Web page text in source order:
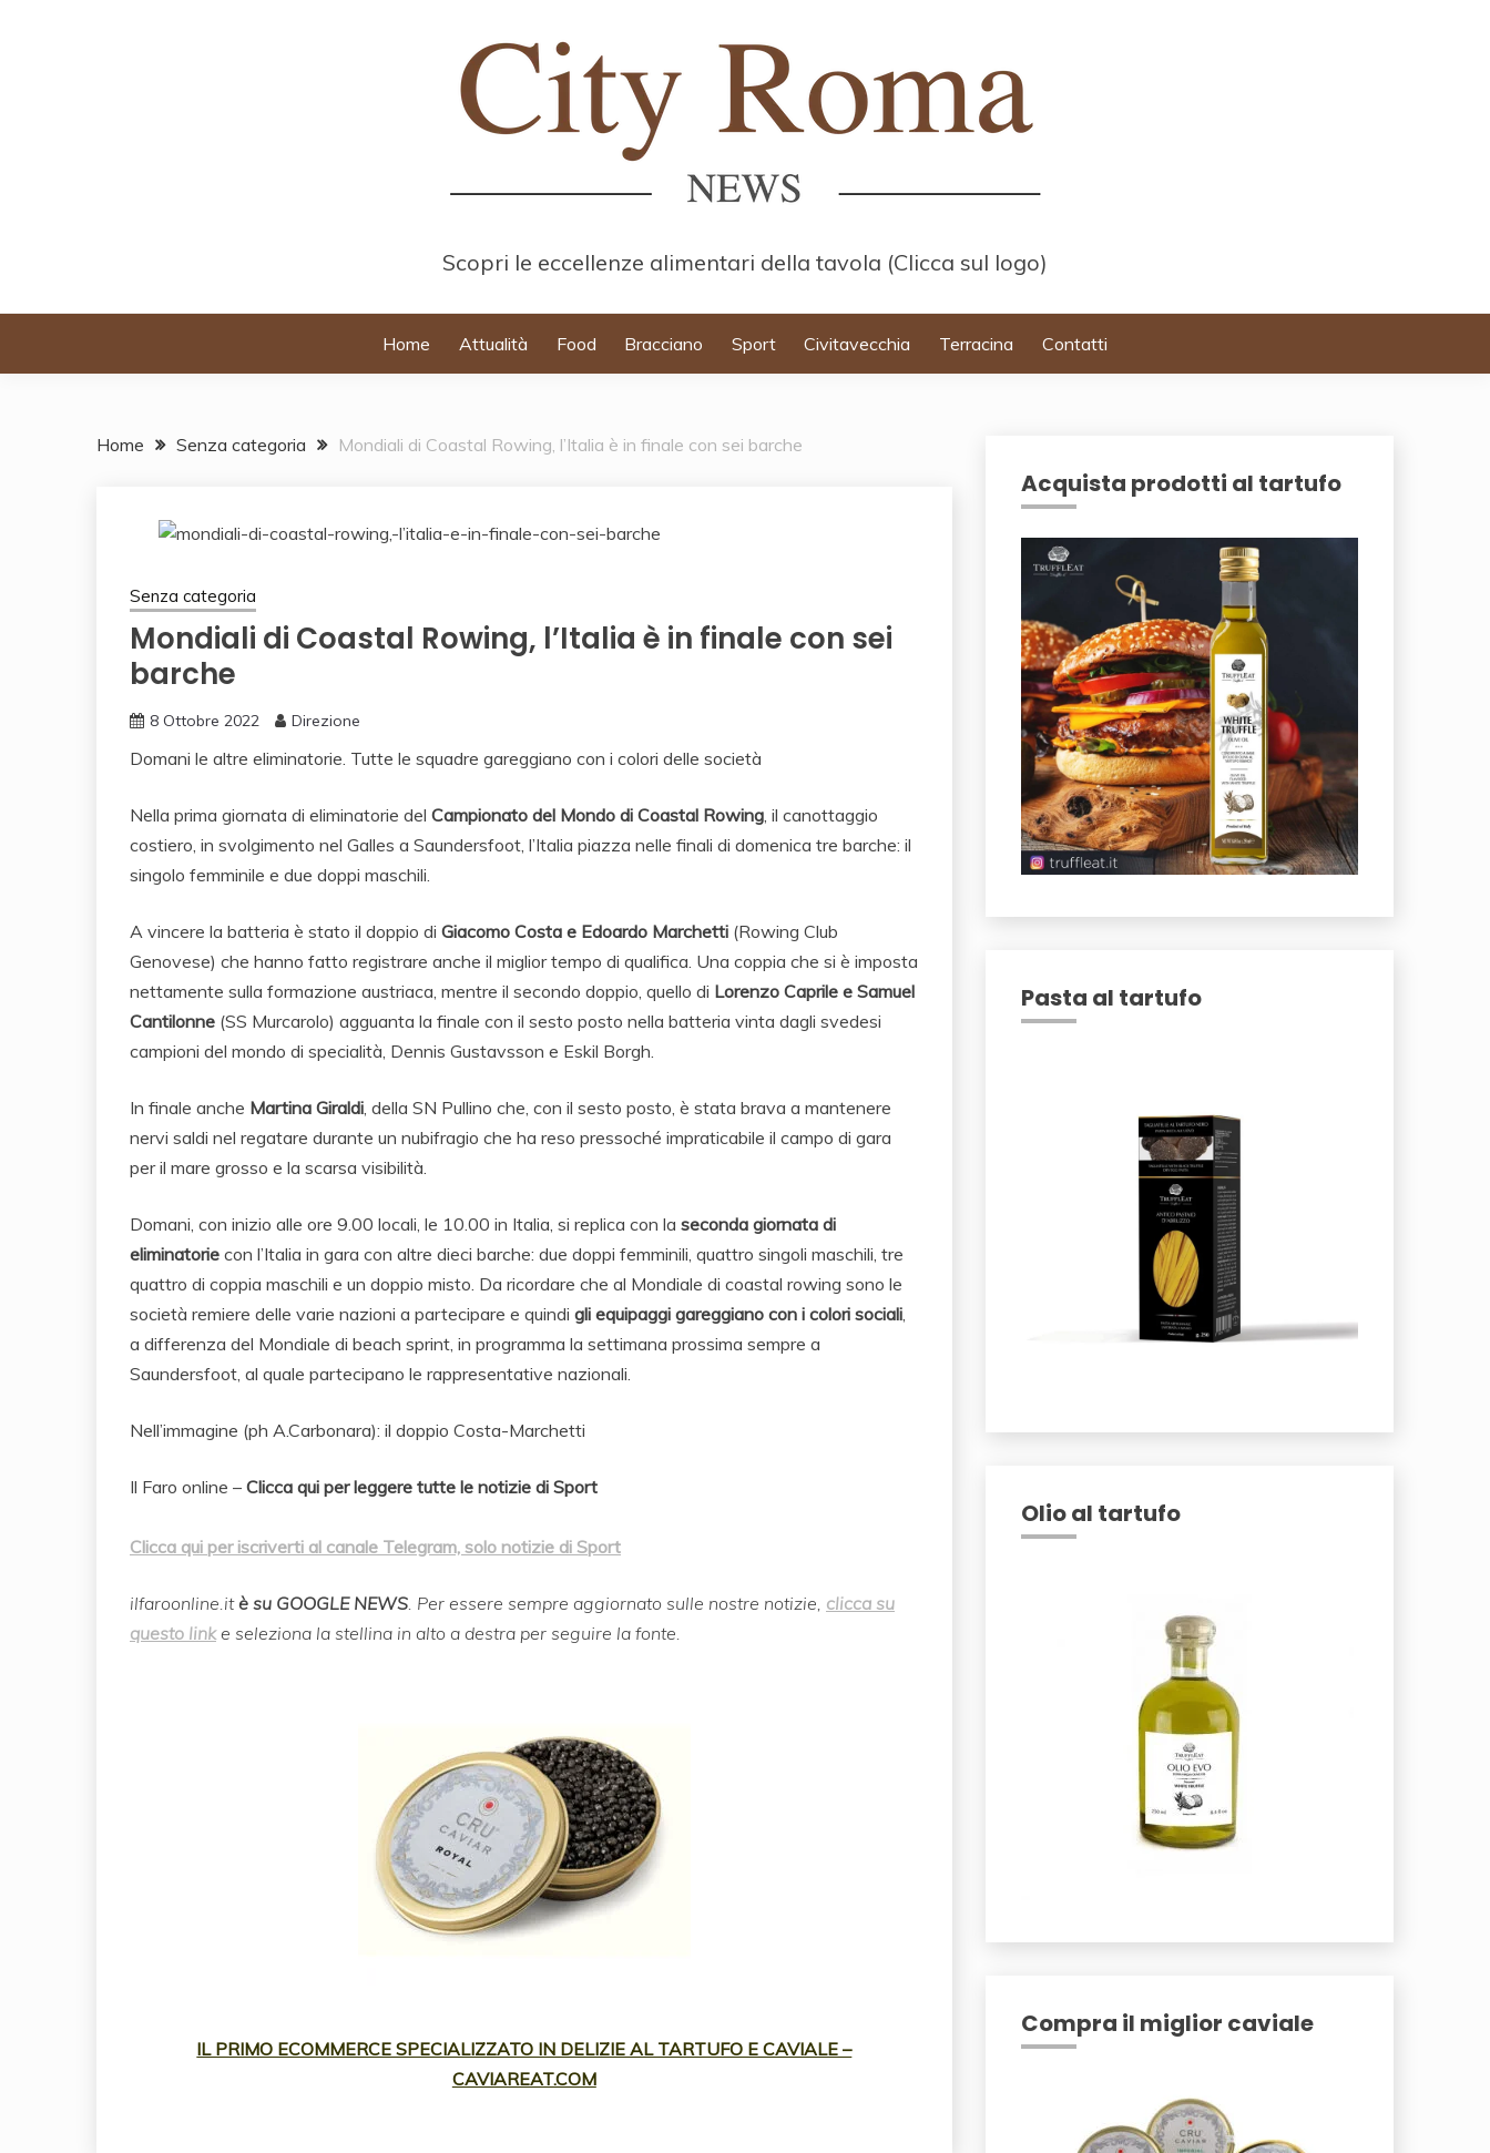
Scopri le eccellenze alimentari della tavola (Clicca sul logo)
Home Attualità Food Bracciano Sport Civitavecchia Terracina Contatti
Home Senza categoria Mondiali di Coastal Rowing, l’Italia è in finale con sei barche
Senza categoria
Mondiali di Coastal Rowing, l’Italia è in finale con sei
barche
8 Ottobre 2022 Direzione
Domani le altre eliminatorie. Tutte le squadre gareggiano con i colori delle società
Nella prima giornata di eliminatorie del Campionato del Mondo di Coastal Rowing, il canottaggio
costiero, in svolgimento nel Galles a Saundersfoot, l’Italia piazza nelle finali di domenica tre barche: il
singolo femminile e due doppi maschili.
A vincere la batteria è stato il doppio di Giacomo Costa e Edoardo Marchetti (Rowing Club
Genovese) che hanno fatto registrare anche il miglior tempo di qualifica. Una coppia che si è imposta
nettamente sulla formazione austriaca, mentre il secondo doppio, quello di Lorenzo Caprile e Samuel
Cantilonne (SS Murcarolo) agguanta la finale con il sesto posto nella batteria vinta dagli svedesi
campioni del mondo di specialità, Dennis Gustavsson e Eskil Borgh.
In finale anche Martina Giraldi, della SN Pullino che, con il sesto posto, è stata brava a mantenere
nervi saldi nel regatare durante un nubifragio che ha reso pressoché impraticabile il campo di gara
per il mare grosso e la scarsa visibilità.
Domani, con inizio alle ore 9.00 locali, le 10.00 in Italia, si replica con la seconda giornata di
eliminatorie con l’Italia in gara con altre dieci barche: due doppi femminili, quattro singoli maschili, tre
quattro di coppia maschili e un doppio misto. Da ricordare che al Mondiale di coastal rowing sono le
società remiere delle varie nazioni a partecipare e quindi gli equipaggi gareggiano con i colori sociali,
a differenza del Mondiale di beach sprint, in programma la settimana prossima sempre a
Saundersfoot, al quale partecipano le rappresentative nazionali.
Nell’immagine (ph A.Carbonara): il doppio Costa-Marchetti
Il Faro online – Clicca qui per leggere tutte le notizie di Sport
Clicca qui per iscriverti al canale Telegram, solo notizie di Sport
ilfaroonline.itè su GOOGLE NEWS. Per essere sempre aggiornato sulle nostre notizie, clicca su
questo link e seleziona la stellina in alto a destra per seguire la fonte.
IL PRIMO ECOMMERCE SPECIALIZZATO IN DELIZIE AL TARTUFO E CAVIALE –
CAVIAREAT.COM
Acquista prodotti al tartufo
Pasta al tartufo
Olio al tartufo
Compra il miglior caviale